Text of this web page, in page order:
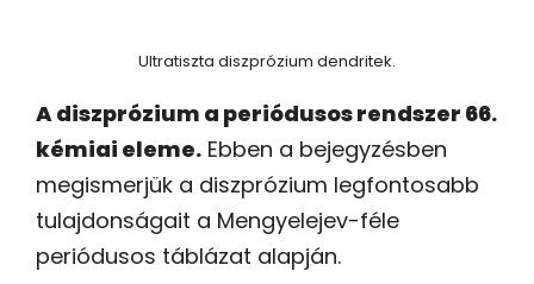
Ultratiszta diszprózium dendritek.
A diszprózium a periódusos rendszer 66.
kémiai eleme. Ebben a bejegyzésben
megismerjük a diszprózium legfontosabb
tulajdonságait a Mengyelejev-féle
periódusos táblázat alapján.